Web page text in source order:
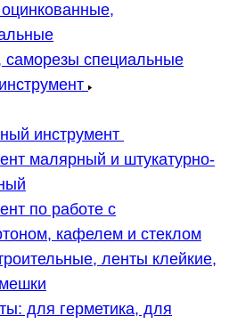
специальные
инструмент
малярный и штукатурно-
по работе с
кафелем и стеклом
ленты клейкие,
для герметика, для